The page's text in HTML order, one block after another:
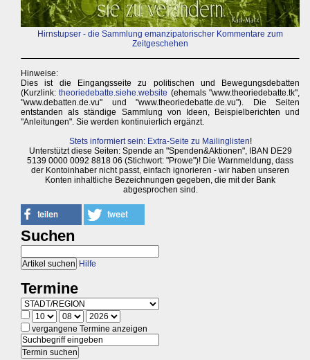
Hirnstupser - die Sammlung emanzipatorischer Kommentare zum
Zeitgeschehen
Hinweise:
Dies ist die Eingangsseite zu politischen und Bewegungsdebatten
(Kurzlink:theoriedebatte.siehe.website (ehemals "www.theoriedebatte.tk",
"www.debatten.de.vu" und "www.theoriedebatte.de.vu"). Die Seiten
entstanden als ständige Sammlung von Ideen, Beispielberichten und
"Anleitungen". Sie werden kontinuierlich ergänzt.
Stets informiert sein: Extra-Seite zu Mailinglisten!
Unterstützt diese Seiten: Spende an "Spenden&Aktionen", IBAN DE29
5139 0000 0092 8818 06 (Stichwort: "Prowe")! Die Warnmeldung, dass
der Kontoinhaber nicht passt, einfach ignorieren - wir haben unseren
Konten inhaltliche Bezeichnungen gegeben, die mit der Bank
abgesprochen sind.
Suchen
Hilfe
Termine
vergangene Termine anzeigen